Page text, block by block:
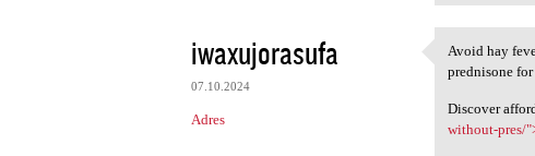
iwaxujorasufa
07.10.2024
Adres
Avoid hay
Avoid hay
prednisone
Discover
without-pres/